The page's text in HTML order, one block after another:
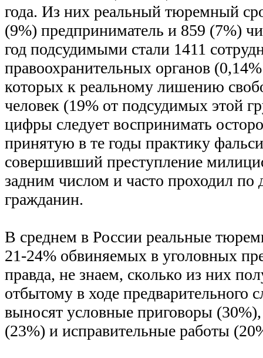
года. Из них реальный тюремный
(9%) предприниматель и 859 (7%)
год подсудимыми стали 1411
правоохранительных органов
которых к реальному лишению
человек (19% от подсудимых этой
цифры следует воспринимать
принятую в те годы практику
совершивший преступление
задним числом и часто проходил по
гражданин.
В среднем в России реальные
21-24% обвиняемых в уголовных
правда, не знаем, сколько из них
отбытому в ходе предварительного
выносят условные приговоры
(23%) и исправительные работы